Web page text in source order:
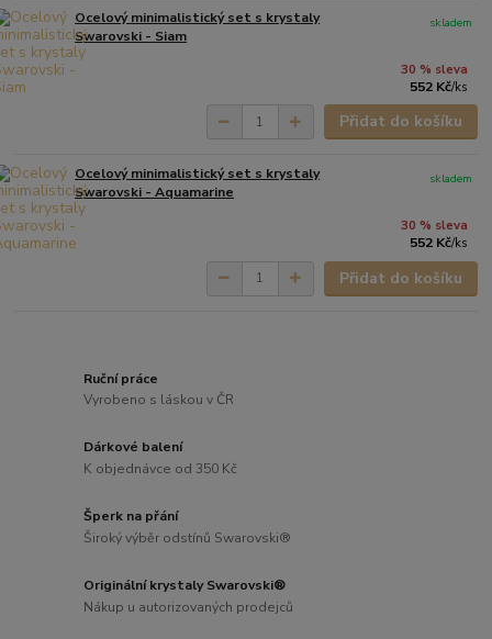
Ocelový minimalistický set s krystaly
Swarovski - Siam
30 % sleva
552 Kč/ks
skladem
Přidat do košíku
Ocelový minimalistický set s krystaly
Swarovski - Aquamarine
30 % sleva
552 Kč/ks
skladem
Přidat do košíku
Ruční práce
Vyrobeno s láskou v ČR
Dárkové balení
K objednávce od 350 Kč
Šperk na přání
Široký výběr odstínů Swarovski®
Originální krystaly Swarovski®
Nákup u autorizovaných prodejců